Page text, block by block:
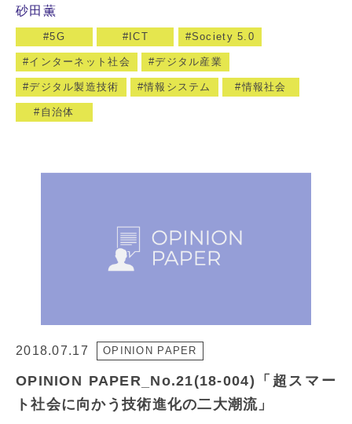
砂田薫
5G ICT Society 5.0
インターネット社会 デジタル産業
デジタル製造技術 情報システム 情報社会
自治体
2018.07.17 OPINION PAPER
OPINION PAPER_No.21(18-004)「超スマー
ト社会に向かう技術進化の二大潮流」